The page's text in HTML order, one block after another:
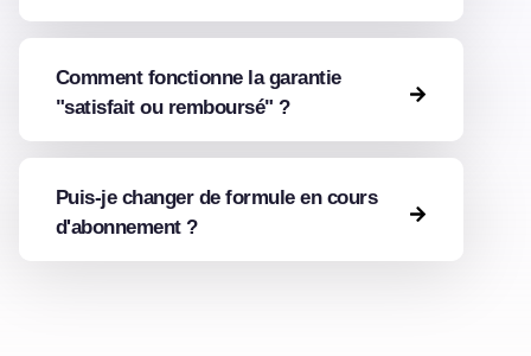
Comment fonctionne la garantie
"satisfait ou remboursé" ?
Puis-je changer de formule en cours
d'abonnement ?